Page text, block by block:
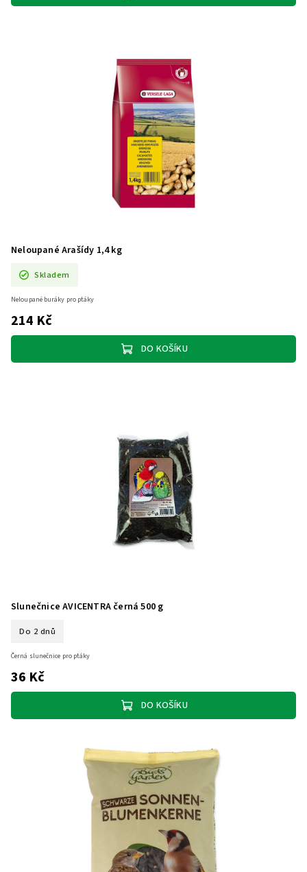
Neloupané Arašídy 1,4 kg
Skladem
214 Kč
DO KOŠÍKU
Neloupané buráky pro ptáky
Slunečnice AVICENTRA černá 500 g
Do 2 dnů
36 Kč
DO KOŠÍKU
Černá slunečnice pro ptáky